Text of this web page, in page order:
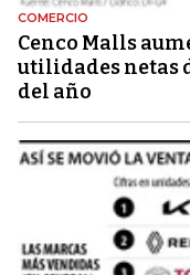
COMERCIO
Cenco Malls
utilidades netas
del año